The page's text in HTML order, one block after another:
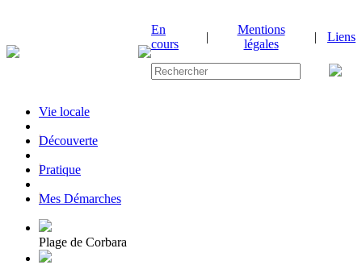
En
cours
|
Mentions
légales
| Liens
Vie locale
|Découverte
|Pratique
|Mes Démarches
Plage de Corbara